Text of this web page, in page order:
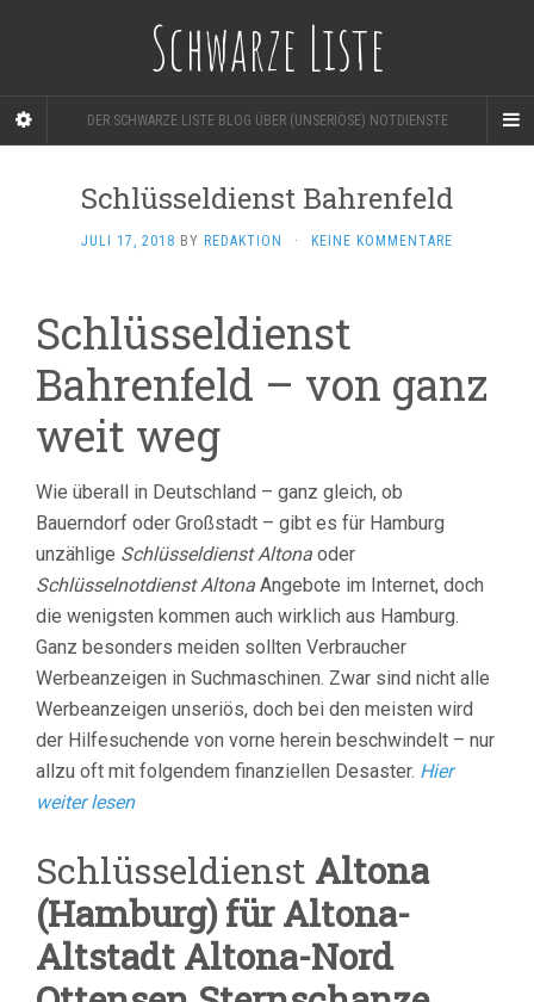
Schwarze Liste
DER SCHWARZE LISTE BLOG ÜBER (UNSERIÖSE) NOTDIENSTE
Schlüsseldienst Bahrenfeld
JULI 17, 2018 BY REDAKTION · KEINE KOMMENTARE
Schlüsseldienst
Bahrenfeld – von ganz
weit weg
Wie überall in Deutschland – ganz gleich, ob
Bauerndorf oder Großstadt – gibt es für Hamburg
unzählige Schlüsseldienst Altona oder
Schlüsselnotdienst Altona Angebote im Internet, doch
die wenigsten kommen auch wirklich aus Hamburg.
Ganz besonders meiden sollten Verbraucher
Werbeanzeigen in Suchmaschinen. Zwar sind nicht alle
Werbeanzeigen unseriös, doch bei den meisten wird
der Hilfesuchende von vorne herein beschwindelt – nur
allzu oft mit folgendem finanziellen Desaster. Hier
weiter lesen
Schlüsseldienst Altona
(Hamburg) für Altona-
Altstadt Altona-Nord